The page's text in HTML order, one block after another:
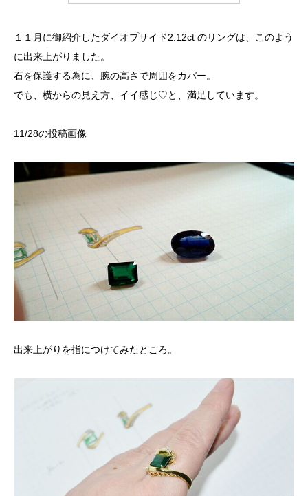
１１月に御紹介したダイオプサイド2.12ct のリングは、このよう
に出来上がりました。
石を保護する為に、腕の高さで周囲をカバー。
でも、横からの見え方、イイ感じ♡と、満足しています。
11/28の投稿画像
出来上がりを指につけてみたところ。